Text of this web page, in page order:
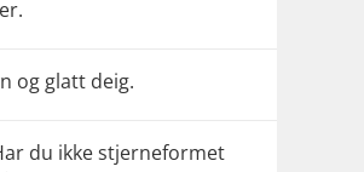
og glatt deig.
du ikke stjerneformet